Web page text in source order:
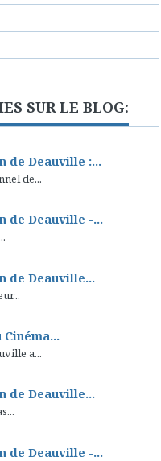
SUR LE BLOG:
de Deauville :...
de...
de Deauville -...
de Deauville...
a...
de Deauville...
de Deauville -...